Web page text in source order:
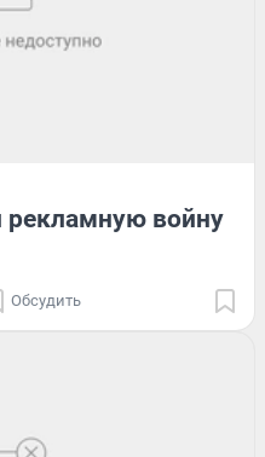
рекламную войну
Обсудить